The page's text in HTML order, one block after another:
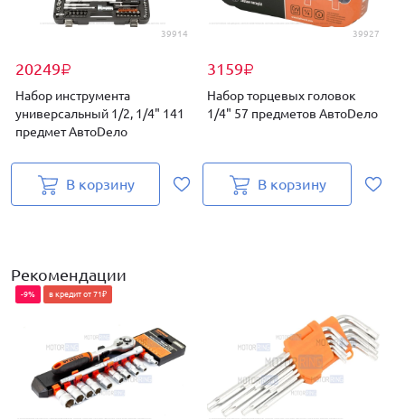
39914
20249₽
Набор инструмента
универсальный 1/2, 1/4" 141
предмет АвтоDело
В корзину
39927
3159₽
Набор торцевых головок
1/4" 57 предметов АвтоDело
В корзину
Рекомендации
-9% в кредит от 71₽